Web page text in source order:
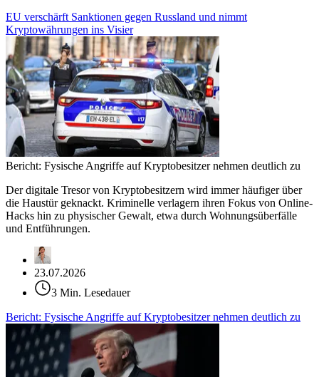
EU verschärft Sanktionen gegen Russland und nimmt
Kryptowährungen ins Visier
Bericht: Fysische Angriffe auf Kryptobesitzer nehmen deutlich zu
Der digitale Tresor von Kryptobesitzern wird immer häufiger über
die Haustür geknackt. Kriminelle verlagern ihren Fokus von Online-
Hacks hin zu physischer Gewalt, etwa durch Wohnungsüberfälle
und Entführungen.
23.07.2026
3 Min. Lesedauer
Bericht: Fysische Angriffe auf Kryptobesitzer nehmen deutlich zu